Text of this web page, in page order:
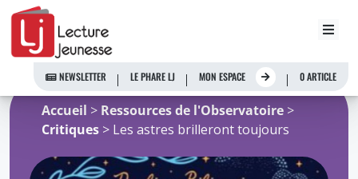
Aller
contenu
NEWSLETTER LE PHARE LJ MON ESPACE 0 ARTICLE
Accueil > Ressources de l'Observatoire >
Critiques > Les astres brilleront toujours